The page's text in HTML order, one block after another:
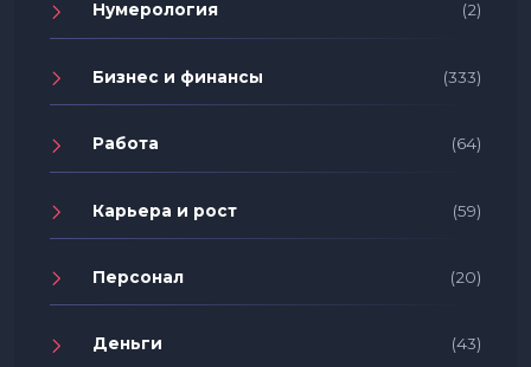
Нумерология (2)
Бизнес и финансы (333)
Работа (64)
Карьера и рост (59)
Персонал (20)
Деньги (43)